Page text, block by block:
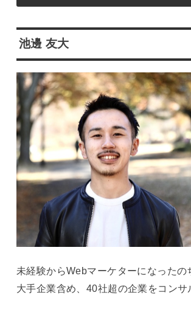
池邊 友大
未経験からWebマーケターになった
大手企業含め、40社超の企業をコン